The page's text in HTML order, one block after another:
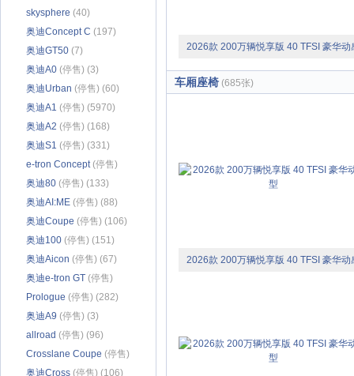
skysphere (40)
奥迪Concept C (197)
奥迪GT50 (7)
奥迪A0 (停售) (3)
奥迪Urban (停售) (60)
奥迪A1 (停售) (5970)
奥迪A2 (停售) (168)
奥迪S1 (停售) (331)
e-tron Concept(停售)
(416)
奥迪80 (停售) (133)
奥迪AI:ME (停售) (88)
奥迪Coupe (停售) (106)
奥迪100 (停售) (151)
奥迪Aicon (停售) (67)
奥迪e-tron GT (停售)
(1368)
Prologue (停售) (282)
奥迪A9 (停售) (3)
allroad (停售) (96)
Crosslane Coupe (停售)
(172)
奥迪Cross (停售) (106)
2026款 200万辆悦享版 40 TFSI 豪华动
型
车厢座椅 (685张)
2026款 200万辆悦享版 40 TFSI 豪华动